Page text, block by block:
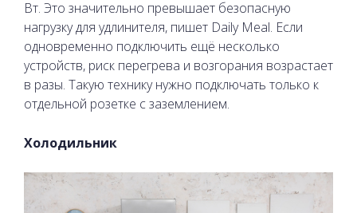
Вт. Это значительно превышает безопасную
нагрузку для удлинителя, пишет Daily Meal. Если
одновременно подключить ещё несколько
устройств, риск перегрева и возгорания возрастает
в разы. Такую технику нужно подключать только к
отдельной розетке с заземлением.
Холодильник